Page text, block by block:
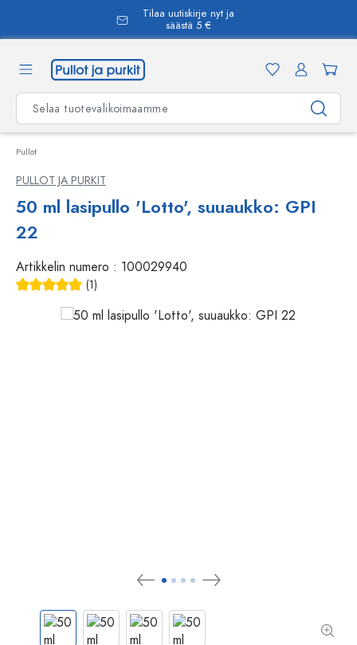
Tilaa uutiskirje nyt ja
säästä 5 €
Pullot
PULLOT JA PURKIT
50 ml lasipullo 'Lotto', suuaukko: GPI
22
Artikkelin numero : 100029940
(1)